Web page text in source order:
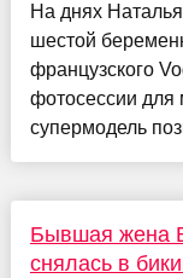
На днях
шестой
французского
фотосессии для
супермодель
Бывшая жена
снялась в